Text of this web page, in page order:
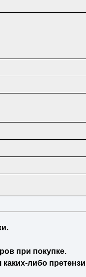
при покупке.
либо